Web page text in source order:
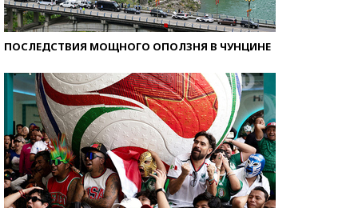
ПОСЛЕДСТВИЯ МОЩНОГО ОПОЛЗНЯ В ЧУНЦИНЕ